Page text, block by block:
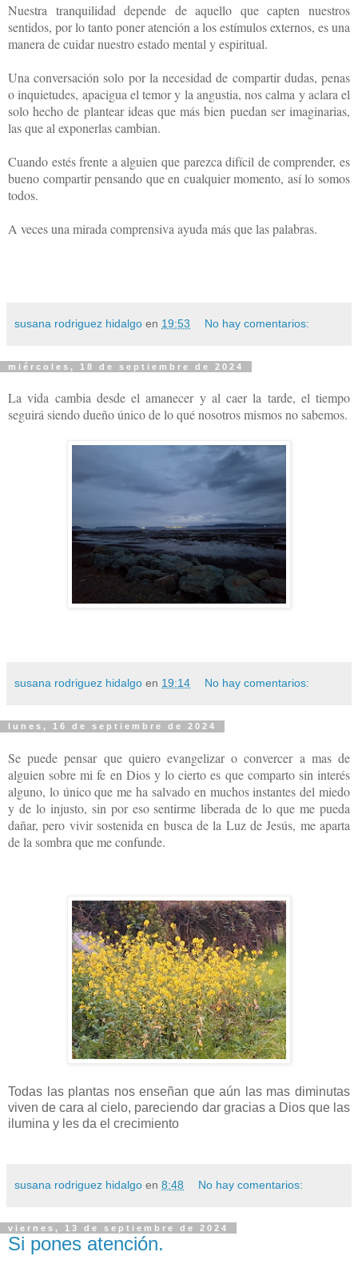
Nuestra tranquilidad depende de aquello que capten nuestros
sentidos, por lo tanto poner atención a los estímulos externos, es una
manera de cuidar nuestro estado mental y espiritual.
Una conversación solo por la necesidad de compartir dudas, penas
o inquietudes, apacigua el temor y la angustia, nos calma y aclara el
solo hecho de plantear ideas que más bien puedan ser imaginarias,
las que al exponerlas cambian.
Cuando estés frente a alguien que parezca difícil de comprender, es
bueno compartir pensando que en cualquier momento, así lo somos
todos.
A veces una mirada comprensiva ayuda más que las palabras.
susana rodriguez hidalgo en 19:53 No hay comentarios:
miércoles, 18 de septiembre de 2024
La vida cambia desde el amanecer y al caer la tarde, el tiempo
seguirá siendo dueño único de lo qué nosotros mismos no sabemos.
susana rodriguez hidalgo en 19:14 No hay comentarios:
lunes, 16 de septiembre de 2024
Se puede pensar que quiero evangelizar o convercer a mas de
alguien sobre mi fe en Dios y lo cierto es que comparto sin interés
alguno, lo único que me ha salvado en muchos instantes del miedo
y de lo injusto, sin por eso sentirme liberada de lo que me pueda
dañar, pero vivir sostenida en busca de la Luz de Jesús, me aparta
de la sombra que me confunde.
Todas las plantas nos enseñan que aún las mas diminutas
viven de cara al cielo, pareciendo dar gracias a Dios que las
ilumina y les da el crecimiento
susana rodriguez hidalgo en 8:48 No hay comentarios:
viernes, 13 de septiembre de 2024
Si pones atención.